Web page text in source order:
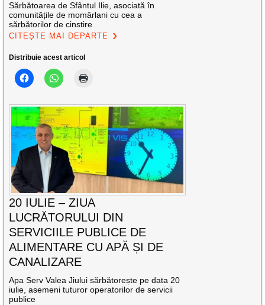
Sărbătoarea de Sfântul Ilie, asociată în
comunitățile de momârlani cu cea a
sărbătorilor de cinstire
CITEȘTE MAI DEPARTE
Distribuie acest articol
20 IULIE – ZIUA
LUCRĂTORULUI DIN
SERVICIILE PUBLICE DE
ALIMENTARE CU APĂ ȘI DE
CANALIZARE
Apa Serv Valea Jiului sărbătorește pe data 20
iulie, asemeni tuturor operatorilor de servicii
publice